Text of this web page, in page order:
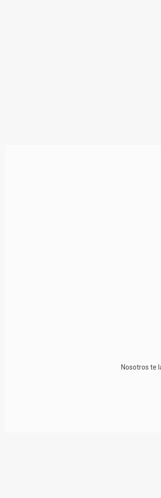
Nosotros te